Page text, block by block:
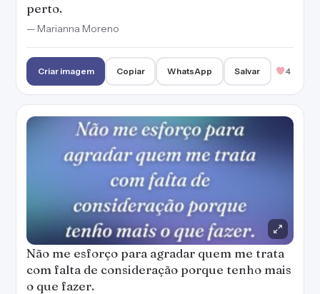
perto.
— Marianna Moreno
Criar imagem Copiar WhatsApp Salvar 4
Não me esforço para agradar quem me trata
com falta de consideração porque tenho mais
o que fazer.